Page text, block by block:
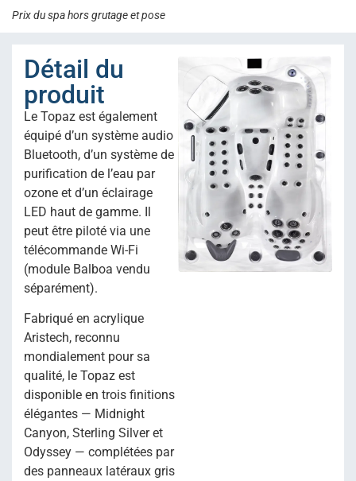
Prix du spa hors grutage et pose
Détail du
produit
Le Topaz est également
équipé d’un système audio
Bluetooth, d’un système de
purification de l’eau par
ozone et d’un éclairage
LED haut de gamme. Il
peut être piloté via une
télécommande Wi-Fi
(module Balboa vendu
séparément).
Fabriqué en acrylique
Aristech, reconnu
mondialement pour sa
qualité, le Topaz est
disponible en trois finitions
élégantes — Midnight
Canyon, Sterling Silver et
Odyssey — complétées par
des panneaux latéraux gris